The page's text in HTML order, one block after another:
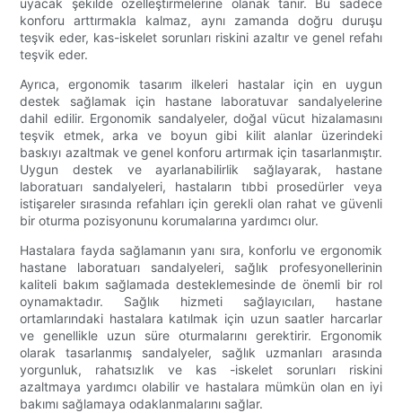
uyacak şekilde özelleştirmelerine olanak tanır. Bu sadece
konforu arttırmakla kalmaz, aynı zamanda doğru duruşu
teşvik eder, kas-iskelet sorunları riskini azaltır ve genel refahı
teşvik eder.
Ayrıca, ergonomik tasarım ilkeleri hastalar için en uygun
destek sağlamak için hastane laboratuvar sandalyelerine
dahil edilir. Ergonomik sandalyeler, doğal vücut hizalamasını
teşvik etmek, arka ve boyun gibi kilit alanlar üzerindeki
baskıyı azaltmak ve genel konforu artırmak için tasarlanmıştır.
Uygun destek ve ayarlanabilirlik sağlayarak, hastane
laboratuarı sandalyeleri, hastaların tıbbi prosedürler veya
istişareler sırasında refahları için gerekli olan rahat ve güvenli
bir oturma pozisyonunu korumalarına yardımcı olur.
Hastalara fayda sağlamanın yanı sıra, konforlu ve ergonomik
hastane laboratuarı sandalyeleri, sağlık profesyonellerinin
kaliteli bakım sağlamada desteklemesinde de önemli bir rol
oynamaktadır. Sağlık hizmeti sağlayıcıları, hastane
ortamlarındaki hastalara katılmak için uzun saatler harcarlar
ve genellikle uzun süre oturmalarını gerektirir. Ergonomik
olarak tasarlanmış sandalyeler, sağlık uzmanları arasında
yorgunluk, rahatsızlık ve kas -iskelet sorunları riskini
azaltmaya yardımcı olabilir ve hastalara mümkün olan en iyi
bakımı sağlamaya odaklanmalarını sağlar.